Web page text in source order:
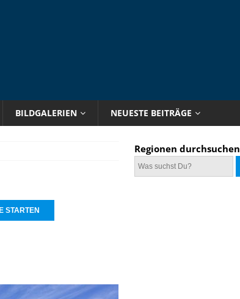
BILDGALERIEN NEUESTE BEITRÄGE
Regionen durchsuchen